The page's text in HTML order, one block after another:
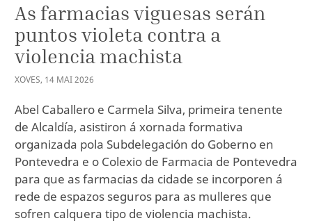
As farmacias viguesas serán
puntos violeta contra a
violencia machista
XOVES, 14 MAI2026
Abel Caballero e Carmela Silva, primeira tenente
de Alcaldía, asistiron á xornada formativa
organizada pola Subdelegación do Goberno en
Pontevedra e o Colexio de Farmacia de Pontevedra
para que as farmacias da cidade se incorporen á
rede de espazos seguros para as mulleres que
sofren calquera tipo de violencia machista.